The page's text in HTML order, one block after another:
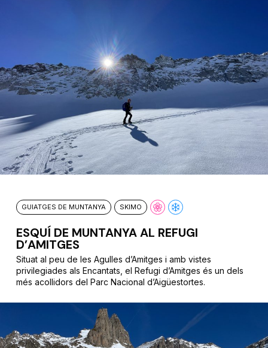
GUIATGES DE MUNTANYA SKIMO
ESQUÍ DE MUNTANYA AL REFUGI
D’AMITGES
Situat al peu de les Agulles d’Amitges i amb vistes
privilegiades als Encantats, el Refugi d’Amitges és un dels
més acollidors del Parc Nacional d’Aigüestortes.